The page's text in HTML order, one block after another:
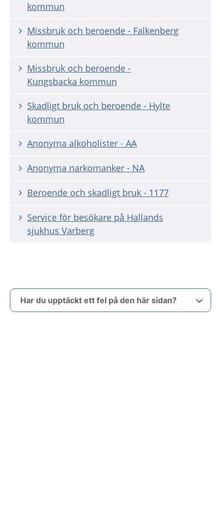
kommun
Missbruk och beroende - Falkenberg
kommun
Missbruk och beroende -
Kungsbacka kommun
Skadligt bruk och beroende - Hylte
kommun
Anonyma alkoholister - AA
Anonyma narkomanker - NA
Beroende och skadligt bruk - 1177
Service för besökare på Hallands
sjukhus Varberg
Har du upptäckt ett fel på den här sidan?